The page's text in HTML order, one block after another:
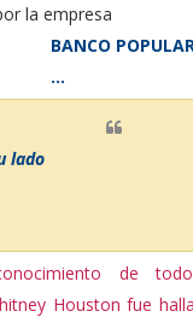
la empresa
BANCO P
...
lado
de
Houston fue